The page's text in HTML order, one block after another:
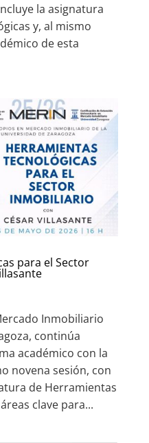
la asignatura
y, al mismo
de esta
para el Sector
Inmobiliario
continúa
académico con la
novena sesión, con
de Herramientas
clave para...